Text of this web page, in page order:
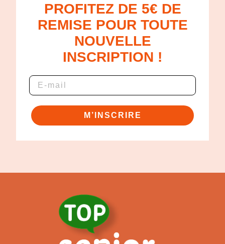
PROFITEZ DE 5€ DE
REMISE POUR TOUTE
NOUVELLE
INSCRIPTION !
M’INSCRIRE